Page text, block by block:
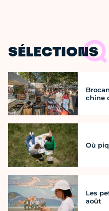
SÉLECTIONS
chine
Où
Les
août